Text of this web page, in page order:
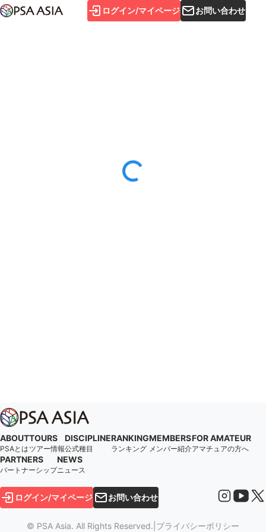
ログイン/マイページ お問い合わせ
ABOUT
PSAとは
TOURS
ツアー情報
DISCIPLINE
公式種目
RANKING
ランキング
MEMBERS
メンバー紹介
FOR AMATEUR
アマチュアの方へ
PARTNERS
パートナーシップ
NEWS
ニュース
ログイン/マイページ お問い合わせ
© PSA Asia. All Rights Reserved. プライバシーポリシー